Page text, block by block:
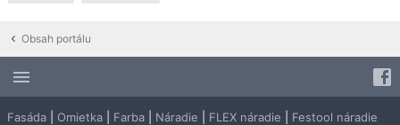
Obsah portálu
Fasáda Omietka Farba Náradie FLEX náradie
Festool náradie